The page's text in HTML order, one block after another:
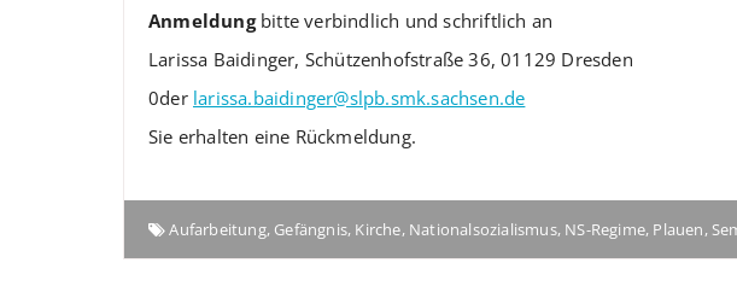
Anmeldungbitte verbindlich und schriftlich an
Larissa Baidinger, Schützenhofstraße 36, 01129 Dresden
0der larissa.baidinger@slpb.smk.sachsen.de
Sie erhalten eine Rückmeldung.
Aufarbeitung, Gefängnis, Kirche, Nationalsozialismus, NS-Regime, Plauen,